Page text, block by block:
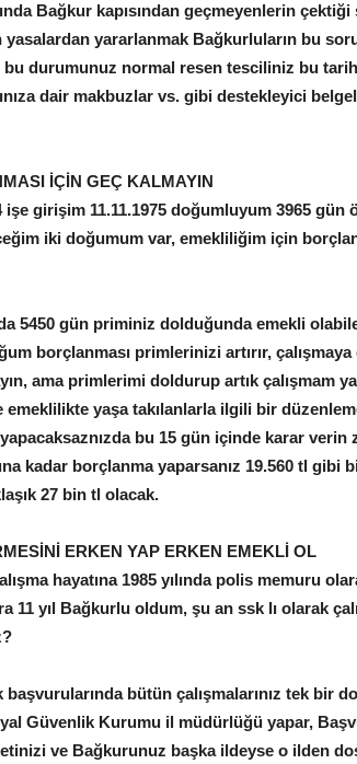
Bağkur kapısından geçmeyenlerin çektiği
yasalardan yararlanmak Bağkurluların bu
bu durumunuz normal resen tesciliniz bu
dair makbuzlar vs. gibi destekleyici
İÇİN GEÇ KALMAYIN
işe girişim 11.11.1975 doğumluyum 3965
iki doğumum var, emekliliğim için
5450 gün priminiz dolduğunda emekli
borçlanması primlerinizi artırır,
ama primlerimi doldurup artık çalışmam
yaşa takılanlarla ilgili bir
yapacaksaznızda bu 15 gün içinde karar
kadar borçlanma yaparsanız 19.560 tl gibi
27 bin tl olacak.
ERKEN YAP ERKEN EMEKLİ OL
hayatına 1985 yılında polis memuru
11 yıl Bağkurlu oldum, şu an ssk lı olarak
başvurularında bütün çalışmalarınız tek bir
Güvenlik Kurumu il müdürlüğü yapar,
ve Bağkurunuz başka ildeyse o ilden